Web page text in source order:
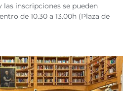
inscripciones se pueden
de 10.30 a 13.00h (Plaza de